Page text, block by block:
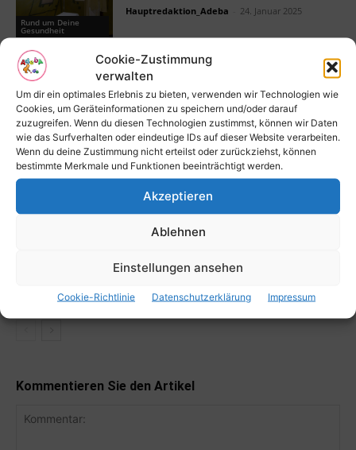
Cookie-Zustimmung
verwalten
Um dir ein optimales Erlebnis zu bieten, verwenden wir Technologien wie
Cookies, um Geräteinformationen zu speichern und/oder darauf
zuzugreifen. Wenn du diesen Technologien zustimmst, können wir Daten
wie das Surfverhalten oder eindeutige IDs auf dieser Website verarbeiten.
Wenn du deine Zustimmung nicht erteilst oder zurückziehst, können
bestimmte Merkmale und Funktionen beeinträchtigt werden.
Akzeptieren
Ablehnen
Einstellungen ansehen
Cookie-Richtlinie Datenschutzerklärung Impressum
Rund um Deine
Gesundheit
Hauptredaktion_Adeba 24. Januar 2025
Rund um Deine
Gesundheit
Darmkrebsvorsorge: Warum du sie nicht
ignorieren solltest
Hauptredaktion_Adeba - 24. Januar 2025
Prävention von Darmkrebs: Was du
wissen solltest
Hauptredaktion_Adeba
Gesundheit
Hauptredaktion_Adeba
Kommentieren Sie den Artikel